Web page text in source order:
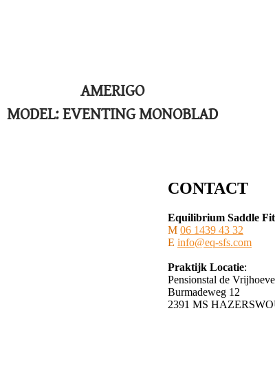
AMERIGO
MODEL: EVENTING MONOBLAD
CONTACT
Equilibrium Saddle
M 06 1439 43 32
E info@eq-sfs.com
Praktijk Locatie:
Pensionstal de Vrijhoeve
Burmadeweg 12
​2391 MS